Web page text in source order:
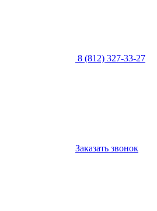
8 (812) 327-33-27
Заказать звонок